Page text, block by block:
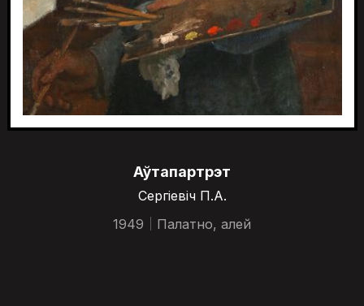
Аўтапартрэт
Сергіевіч П.А.
1949
Палатно, алей